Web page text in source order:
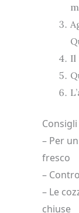
Il
– Per
fresco
–
– Le
chiuse